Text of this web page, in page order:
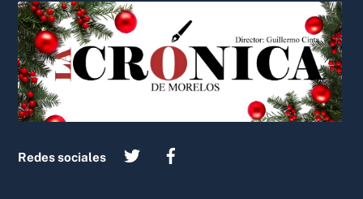
To
Top
Redes sociales